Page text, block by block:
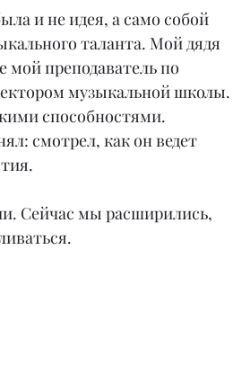
и не идея, а само собой
таланта. Мой дядя
преподаватель по
музыкальной школы.
способностями.
смотрел, как он ведет
Сейчас мы расширились,